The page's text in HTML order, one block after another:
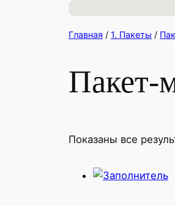
Главная / 1. Пакеты /
Пакет-
Показаны все